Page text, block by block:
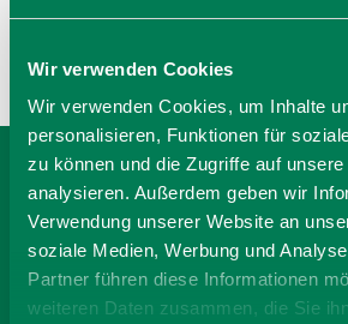
Wir verwenden Cookies
Wir verwenden Cookies, um Inhalte
personalisieren, Funktionen für
zu können und die Zugriffe auf
analysieren. Außerdem geben wir
Verwendung unserer Website an
soziale Medien, Werbung und
Partner führen diese Informationen
weiteren Daten zusammen, die Sie
BEI
MÜNCHEN 2- 8